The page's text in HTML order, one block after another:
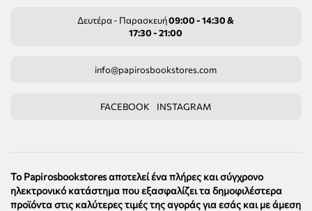
Δευτέρα - Παρασκευή09:00 - 14:30 &
17:30 - 21:00
info@papirosbookstores.com
FACEBOOK INSTAGRAM
Το Papirosbookstores αποτελεί ένα πλήρες και σύγχρονο
ηλεκτρονικό κατάστημα που εξασφαλίζει τα δημοφιλέστερα
προϊόντα στις καλύτερες τιμές της αγοράς για εσάς και με άμεση